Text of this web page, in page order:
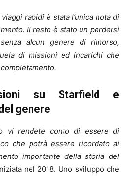
rapidi è stata l’unica nota di
Il resto è stato un perdersi
alcun genere di rimorso,
di missioni ed incarichi che
su Starfield e
genere
vi rendete conto di essere di
che potrà essere ricordato ai
importante della storia del
nel 2018. Uno sviluppo che